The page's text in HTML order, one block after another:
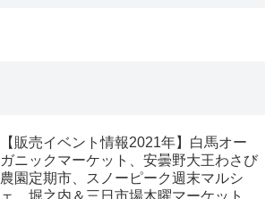
【販売イベント情報2021年】白馬オー
ガニックマーケット、安曇野大王わさび
農園定期市、スノーピーク週末マルシ